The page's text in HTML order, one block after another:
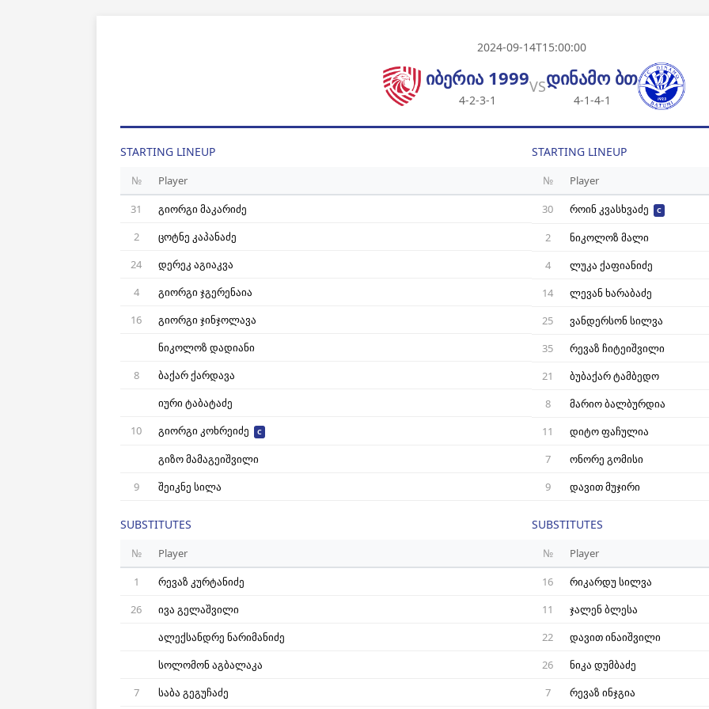
2024-09-14T15:00:00
იბერია 1999
4-2-3-1
VSდინამო ბთ
4-1-4-1
STARTING LINEUP
№
Player
31
გიორგი მაკარიძე
2
ცოტნე კაპანაძე
24
დერეკ აგიაკვა
4
გიორგი ჯგერენაია
16
გიორგი ჯინჯოლავა
ნიკოლოზ დადიანი
8
ბაქარ ქარდავა
იური ტაბატაძე
10
გიორგი კოხრეიძე C
გიზო მამაგეიშვილი
9
შეიკნე სილა
SUBSTITUTES
№
Player
1
რევაზ კურტანიძე
26
ივა გელაშვილი
ალექსანდრე ნარიმანიძე
სოლომონ აგბალაკა
7
საბა გეგუჩაძე
STARTING LINEUP
№
Player
30
როინ კვასხვაძე C
2
ნიკოლოზ მალი
4
ლუკა ქაფიანიძე
14
ლევან ხარაბაძე
25
ვანდერსონ სილვა
35
რევაზ ჩიტეიშვილი
21
ბუბაქარ ტამბედო
8
მარიო ბალბურდია
11
დიტო ფაჩულია
7
ონორე გომისი
9
დავით მუჯირი
SUBSTITUTES
№
Player
16
რიკარდუ სილვა
11
ჯალენ ბლესა
22
დავით ინაიშვილი
26
ნიკა დუმბაძე
7
რევაზ ინჯგია